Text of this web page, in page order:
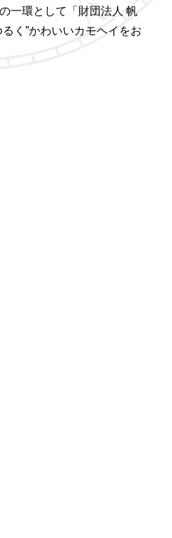
一環として「財団法人 帆
く”かわいいカモヘイをお